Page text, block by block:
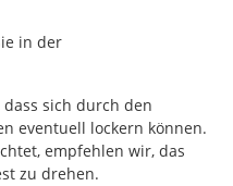
in der
sich durch den
eventuell lockern können.
empfehlen wir, das
zu drehen.